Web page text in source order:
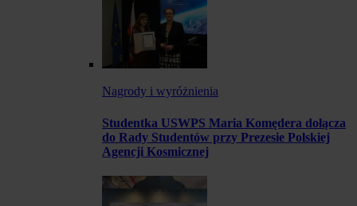
Nagrody i wyróżnienia
Studentka USWPS Maria Komędera dołącza
do Rady Studentów przy Prezesie Polskiej
Agencji Kosmicznej